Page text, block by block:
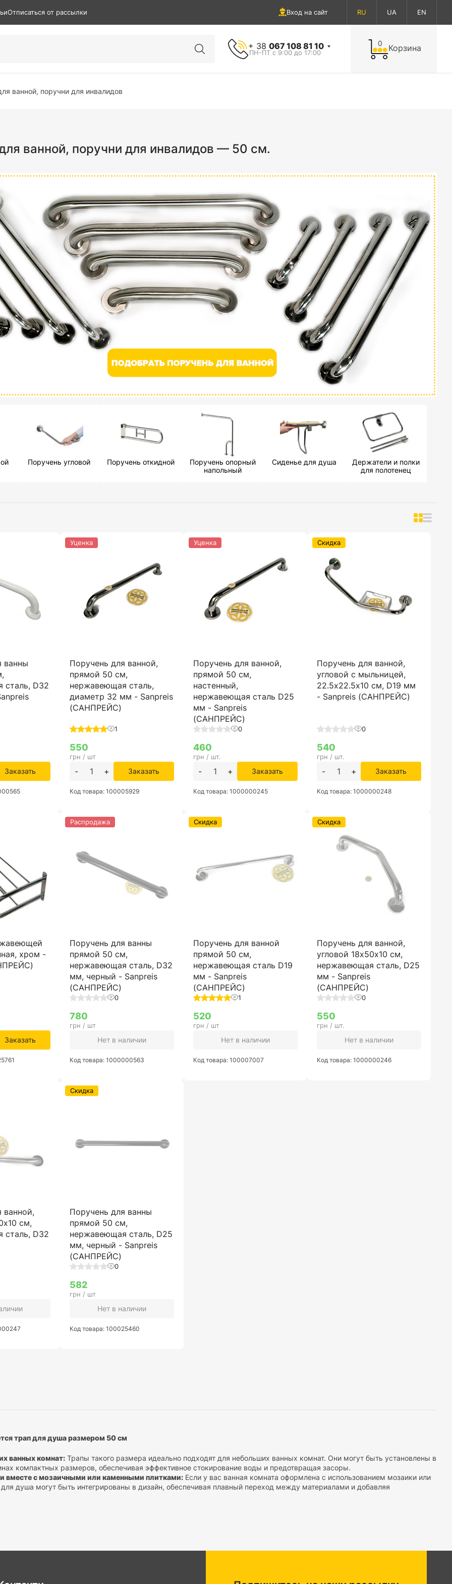
Отписаться от рассылки Вход на сайт RU UA EN
+ 38 067 108 81 10
ПН-ПТ с 9:00 до 17:00
0 Корзина
ванной, поручни для инвалидов
ванной, поручни для инвалидов — 50 см.
трап для душа размером 50 см
ванных комнат: Трапы такого размера идеально подходят для небольших ванных комнат. Они могут быть установлены в
компактных размеров, обеспечивая эффективное стокирование воды и предотвращая засоры.
вместе с мозаичными или каменными плитками: Если у вас ванная комната оформлена с использованием мозаики или
душа могут быть интегрированы в дизайн, обеспечивая плавный переход между материалами и добавляя
ручным душем:
делая душ более комфортным и безопасным.
установку для максимальной эффективности и безопасности.
Поручень угловой Поручень откидной
Поручень опорный
напольный
Сиденье для душа
Держатели и полки
для полотенец
ванны
сталь, D32
Заказать
Поручень для ванной,
прямой 50 см,
нержавеющая сталь,
диаметр 32 мм - Sanpreis
(САНПРЕЙС)
1
Уценка
550
грн / шт
- + Заказать
Код товара: 100005929
Поручень для ванной,
прямой 50 см,
настенный,
нержавеющая сталь D25
мм - Sanpreis
(САНПРЕЙС)
0
Уценка
460
грн / шт.
- + Заказать
Код товара: 1000000245
Поручень для ванной,
угловой с мыльницей,
22.5х22.5x10 см, D19 мм
- Sanpreis (САНПРЕЙС)
0
Скидка
540
грн / шт.
- + Заказать
Код товара: 1000000248
хром -
Заказать
Поручень для ванны
прямой 50 см,
нержавеющая сталь, D32
мм, черный - Sanpreis
(САНПРЕЙС)
0
Распродажа
780
грн / шт
Нет в наличии
Код товара: 1000000563
Поручень для ванной
прямой 50 см,
нержавеющая сталь D19
мм - Sanpreis
(САНПРЕЙС)
1
Скидка
520
грн / шт
Нет в наличии
Код товара: 100007007
Поручень для ванной,
угловой 18х50х10 см,
нержавеющая сталь, D25
мм - Sanpreis
(САНПРЕЙС)
0
Скидка
550
грн / шт.
Нет в наличии
Код товара: 1000000246
ванной,
см,
сталь, D32
Поручень для ванны
прямой 50 см,
нержавеющая сталь, D25
мм, черный - Sanpreis
(САНПРЕЙС)
0
Скидка
582
грн / шт
Нет в наличии
Код товара: 100025460